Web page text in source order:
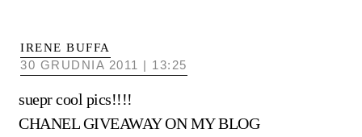
IRENE BUFFA
30 GRUDNIA 2011 | 13:25
suepr cool pics!!!!
CHANEL GIVEAWAY ON MY BLOG